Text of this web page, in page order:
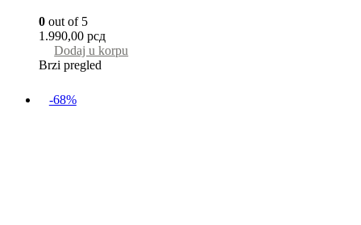
0 out of 5
1.990,00 рсд
Dodaj u korpu
Brzi pregled
-68%